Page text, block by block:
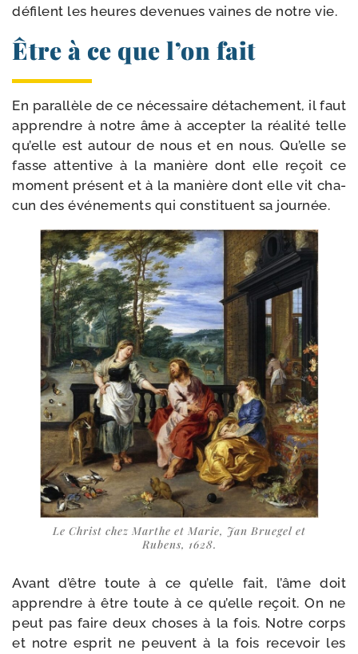
défilent les heures deve­nues vaines de notre vie.
Être à ce que l’on fait
En paral­lèle de ce néces­saire déta­che­ment, il faut
apprendre à notre âme à accep­ter la réa­li­té telle
qu’elle est autour de nous et en nous. Qu’elle se
fasse atten­tive à la manière dont elle reçoit ce
moment pré­sent et à la manière dont elle vit cha­
cun des évé­ne­ments qui consti­tuent sa journée.
Le Christ chez Marthe et Marie, Jan Bruegel et
Rubens, 1628.
Avant d’être toute à ce qu’elle fait, l’âme doit
apprendre à être toute à ce qu’elle reçoit. On ne
peut pas faire deux choses à la fois. Notre corps
et notre esprit ne peuvent à la fois rece­voir les